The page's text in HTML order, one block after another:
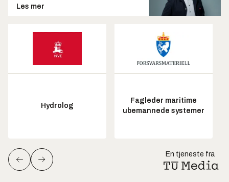
Les mer
Hydrolog
Fagleder maritime
ubemannede systemer
En tjeneste fra